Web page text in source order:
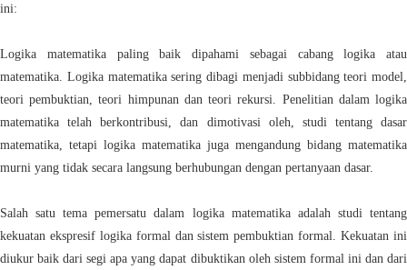
ini:
Logika matematika paling baik dipahami sebagai cabang logika atau
matematika. Logika matematika sering dibagi menjadi subbidang teori model,
teori pembuktian, teori himpunan dan teori rekursi. Penelitian dalam logika
matematika telah berkontribusi, dan dimotivasi oleh, studi tentang dasar
matematika, tetapi logika matematika juga mengandung bidang matematika
murni yang tidak secara langsung berhubungan dengan pertanyaan dasar.
Salah satu tema pemersatu dalam logika matematika adalah studi tentang
kekuatan ekspresif logika formal dan sistem pembuktian formal. Kekuatan ini
diukur baik dari segi apa yang dapat dibuktikan oleh sistem formal ini dan dari